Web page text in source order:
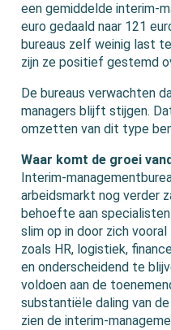
een gemiddelde interim-
euro gedaald naar 121
bureaus zelf weinig last
zijn ze positief gestemd
De bureaus verwachten
managers blijft stijgen.
omzetten van dit type
Waar komt de groei
Interim-
arbeidsmarkt nog verder
behoefte aan
slim op in door zich
zoals HR, logistiek,
en onderscheidend te
voldoen aan de
substantiële daling van
zien de interim-